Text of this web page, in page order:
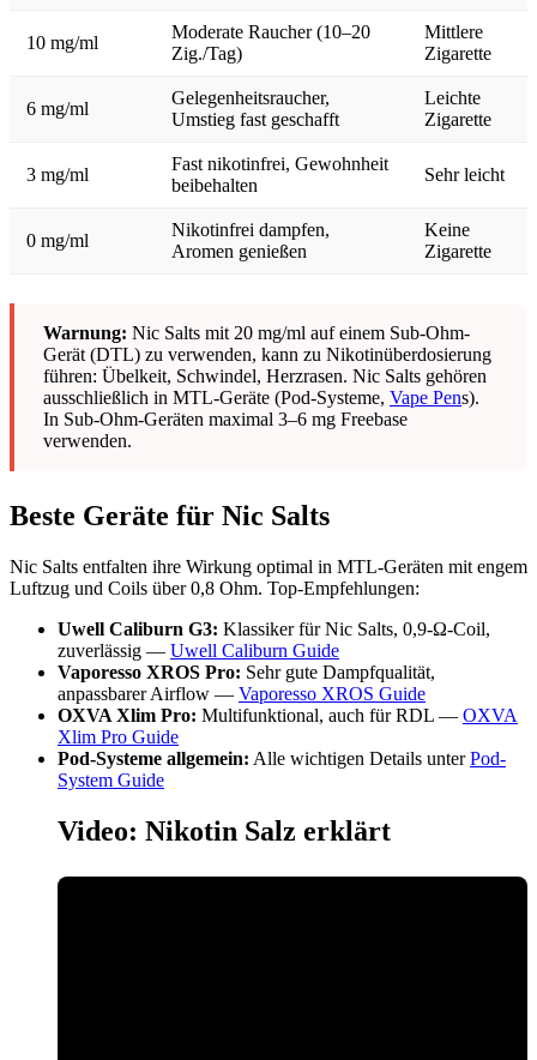
10 mg/ml
Moderate Raucher (10–20
Zig./Tag)
Mittlere
Zigarette
6 mg/ml
Gelegenheitsraucher,
Umstieg fast geschafft
Leichte
Zigarette
3 mg/ml
Fast nikotinfrei, Gewohnheit
beibehalten
Sehr leicht
0 mg/ml
Nikotinfrei dampfen,
Aromen genießen
Keine
Zigarette
Warnung: Nic Salts mit 20 mg/ml auf einem Sub-Ohm-
Gerät (DTL) zu verwenden, kann zu Nikotinüberdosierung
führen: Übelkeit, Schwindel, Herzrasen. Nic Salts gehören
ausschließlich in MTL-Geräte (Pod-Systeme, Vape Pens).
In Sub-Ohm-Geräten maximal 3–6 mg Freebase
verwenden.
Beste Geräte für Nic Salts
Nic Salts entfalten ihre Wirkung optimal in MTL-Geräten mit engem
Luftzug und Coils über 0,8 Ohm. Top-Empfehlungen:
Uwell Caliburn G3: Klassiker für Nic Salts, 0,9-Ω-Coil,
zuverlässig — Uwell Caliburn Guide
Vaporesso XROS Pro: Sehr gute Dampfqualität,
anpassbarer Airflow — Vaporesso XROS Guide
OXVA Xlim Pro: Multifunktional, auch für RDL — OXVA
Xlim Pro Guide
Pod-Systeme allgemein: Alle wichtigen Details unterPod-
System Guide
Video: Nikotin Salz erklärt